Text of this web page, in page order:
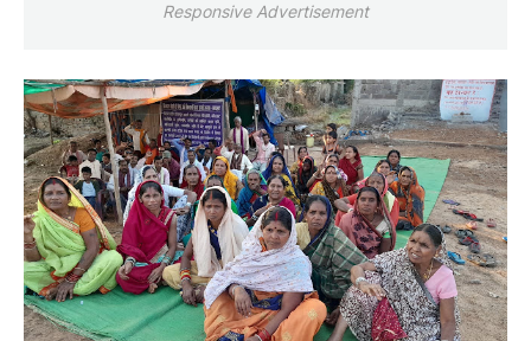
Responsive Advertisement